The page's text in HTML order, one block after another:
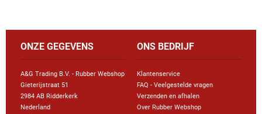
ONZE GEGEVENS
A&G Trading B.V. - Rubber Webshop
Gieterijstraat 51
2984 AB Ridderkerk
Nederland
ONS BEDRIJF
Klantenservice
FAQ - Veelgestelde vragen
Verzenden en afhalen
Over Rubber Webshop